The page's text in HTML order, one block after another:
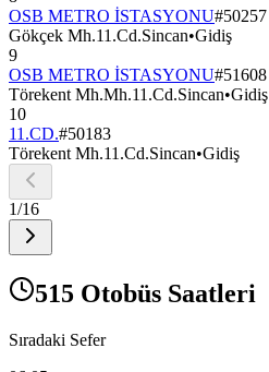
OSB METRO İSTASYONU#50257
Gökçek Mh.11.Cd.Sincan•Gidiş
9
OSB METRO İSTASYONU#51608
Törekent Mh.Mh.11.Cd.Sincan•Gidiş
10
11.CD.#50183
Törekent Mh.11.Cd.Sincan•Gidiş
1/16
515 Otobüs Saatleri
Sıradaki Sefer